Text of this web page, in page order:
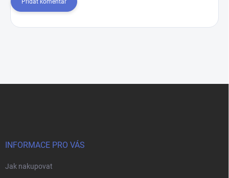
Přidat komentář
INFORMACE PRO VÁS
Jak nakupovat